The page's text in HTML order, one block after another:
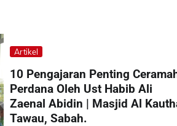
Artikel
10 Pengajaran Penting
Perdana Oleh Ust Habib Ali
Zaenal Abidin | Masjid Al
Tawau, Sabah.